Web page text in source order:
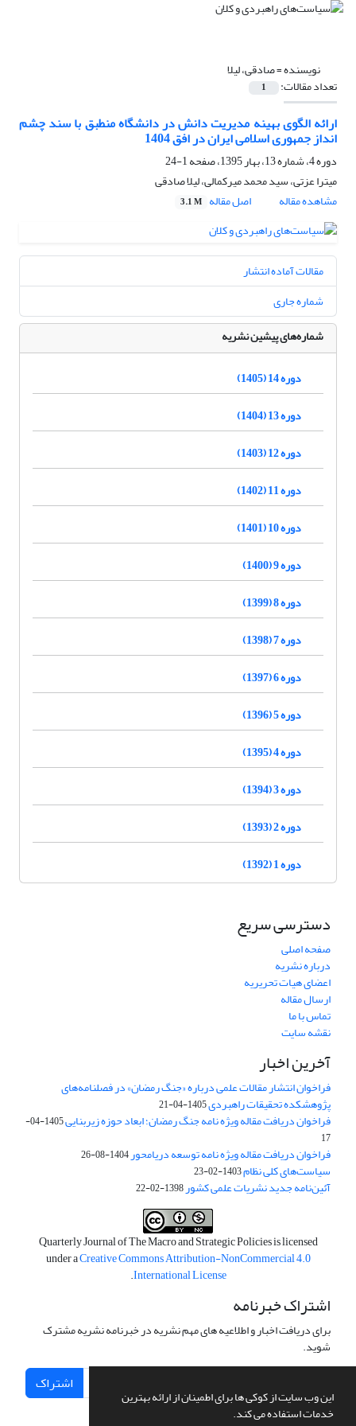
این وب سایت از کوکی ها برای اطمینان از ارائه بهترین
خدمات استفاده می کند.
نویسنده =صادقی، لیلا
تعداد مقالات: 1
ارائه الگوی بهینه مدیریت دانش در دانشگاه منطبق با سند چشم
انداز جمهوری اسلامی ایران در افق 1404
دوره 4، شماره 13، بهار 1395، صفحه
1-24
میترا عزتی، سید محمد میرکمالی، لیلا صادقی
مشاهده مقاله
اصل مقاله 3.1 M
مقالات آماده انتشار
شماره جاری
شماره‌های پیشین نشریه
دوره 14 (1405)
دوره 13 (1404)
دوره 12 (1403)
دوره 11 (1402)
دوره 10 (1401)
دوره 9 (1400)
دوره 8 (1399)
دوره 7 (1398)
دوره 6 (1397)
دوره 5 (1396)
دوره 4 (1395)
دوره 3 (1394)
دوره 2 (1393)
دوره 1 (1392)
دسترسی سریع
صفحه اصلی
درباره نشریه
اعضای هیات تحریریه
ارسال مقاله
تماس با ما
نقشه سایت
آخرین اخبار
فراخوان انتشار مقالات علمی درباره «جنگ رمضان» در فصلنامه‌های
پژوهشکده تحقیقات راهبردی1405-04-21
فراخوان دریافت مقاله ویژه نامه جنگ رمضان؛ ابعاد حوزه زیربنایی
1405-04-
17
فراخوان دریافت مقاله ویژه نامه توسعه دریامحور1404-08-26
سیاست‌های کلی نظام1403-02-23
آئین‌نامه جدید نشریات علمی کشور1398-02-22
Quarterly Journal of The Macro and Strategic Policies is licensed
under aCreative Commons Attribution-NonCommercial 4.0
International License
.
اشتراک خبرنامه
برای دریافت اخبار و اطلاعیه های مهم نشریه در خبرنامه نشریه مشترک
شوید.
اشتراک